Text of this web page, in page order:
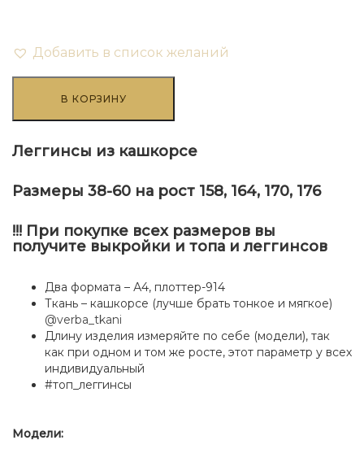
Добавить в список желаний
Леггинсы
кашкорсе
В КОРЗИНУ
Леггинсы из кашкорсе
Размеры 38-60 на рост 158, 164, 170, 176
!!! При покупке всех размеров вы
получите выкройки и топа и леггинсов
Два формата – А4, плоттер-914
Ткань – кашкорсе (лучше брать тонкое и мягкое)
@verba_tkani
Длину изделия измеряйте по себе (модели), так
как при одном и том же росте, этот параметр у всех
индивидуальный
#топ_леггинсы
Модели: